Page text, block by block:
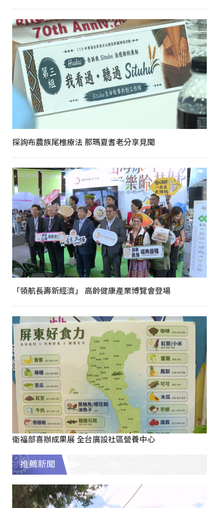
探詢布農族尾椎療法 那瑪夏耆老分享見聞
「領航長壽新經濟」 高齡健康產業博覽會登場
衛福部喜辦成果展 全台廣設社區營養中心
推薦新聞